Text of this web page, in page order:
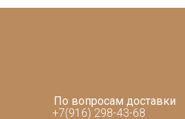
По вопросам доставки
+7(916) 298-43-68